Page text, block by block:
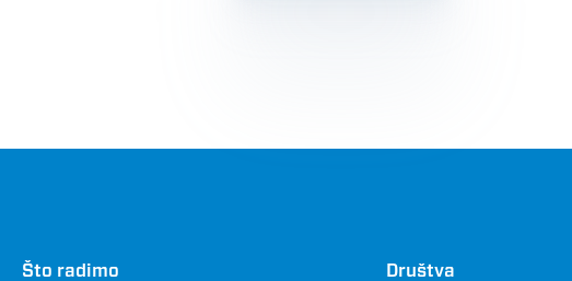
Što radimo Društva